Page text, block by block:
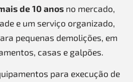
de 10 anosno mercado,
e um serviço organizado,
pequenas demolições, em
casas e galpões.
para execução de